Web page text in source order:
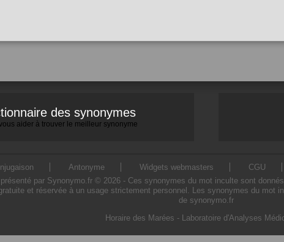
des synonymes
aider à trouver le meilleur synonyme
Antonyme Widgets webmasters CGU
par Synonymo.fr © 2026 - Ces synonymes du mot inculte sont
et réservée à un usage strictement personnel. Les synonymes du mot
de synonymo.fr
Horaire des Marées - Laboratoire d'Analyses